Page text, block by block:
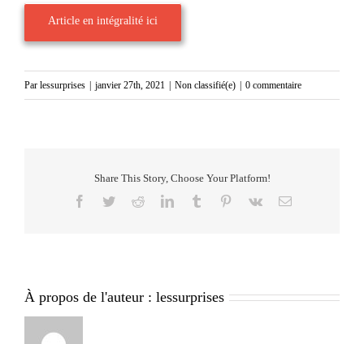
Article en intégralité ici
Par lessurprises janvier 27th, 2021 Non classifié(e) 0 commentaire
Share This Story, Choose Your Platform!
Facebook
TwitterRedditLinkedInTumblr Pinterest
Vk Email
À propos de l'auteur : lessurprises